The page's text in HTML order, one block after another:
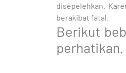
disepelehkan.
berakibat fatal.
Berikut
perhatikan.